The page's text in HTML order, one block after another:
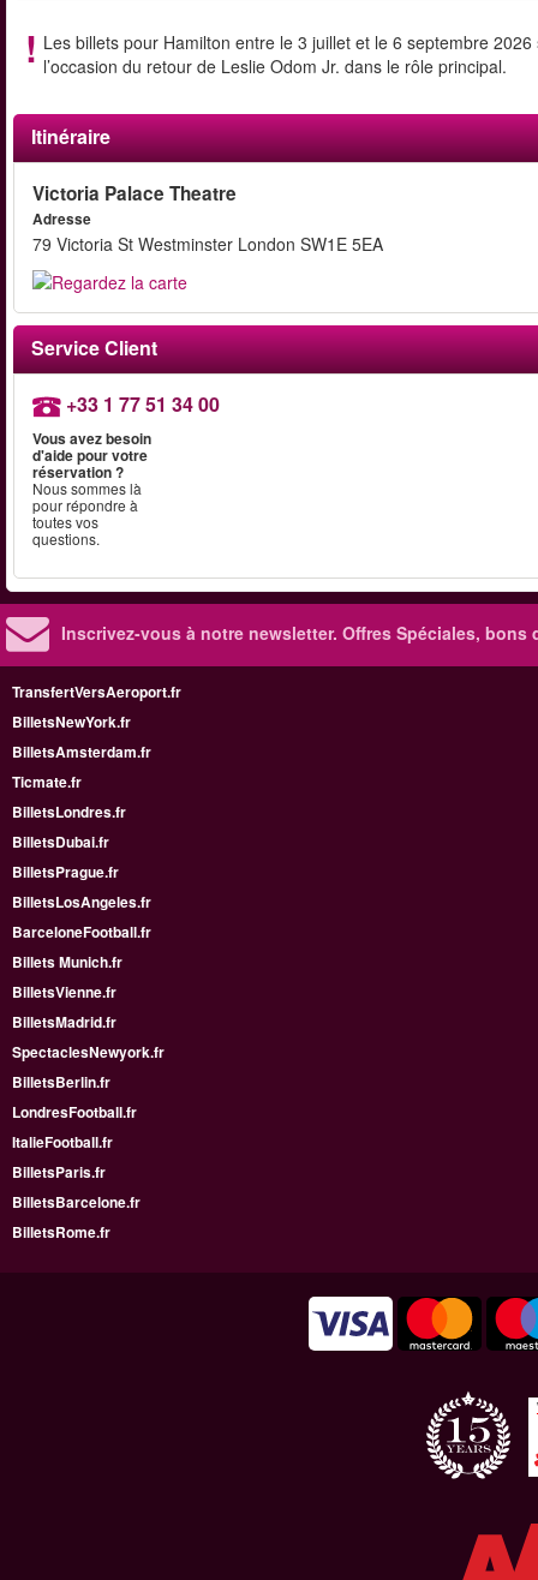
Les billets pour Hamilton entre le 3 juillet et le 6 septembre
l’occasion du retour de Leslie Odom Jr. dans le rôle principal.
Itinéraire
Victoria Palace Theatre
Adresse
79 Victoria St Westminster London SW1E 5EA
Service Client
+33 1 77 51 34 00
Vous avez besoin
d'aide pour votre
réservation ?
Nous sommes là
pour répondre à
toutes vos
questions.
Inscrivez-vous à notre newsletter. Offres Spéciales, bons
TransfertVersAeroport.fr
BilletsNewYork.fr
BilletsAmsterdam.fr
Ticmate.fr
BilletsLondres.fr
BilletsDubai.fr
BilletsPrague.fr
BilletsLosAngeles.fr
BarceloneFootball.fr
Billets Munich.fr
BilletsVienne.fr
BilletsMadrid.fr
SpectaclesNewyork.fr
BilletsBerlin.fr
LondresFootball.fr
ItalieFootball.fr
BilletsParis.fr
BilletsBarcelone.fr
BilletsRome.fr